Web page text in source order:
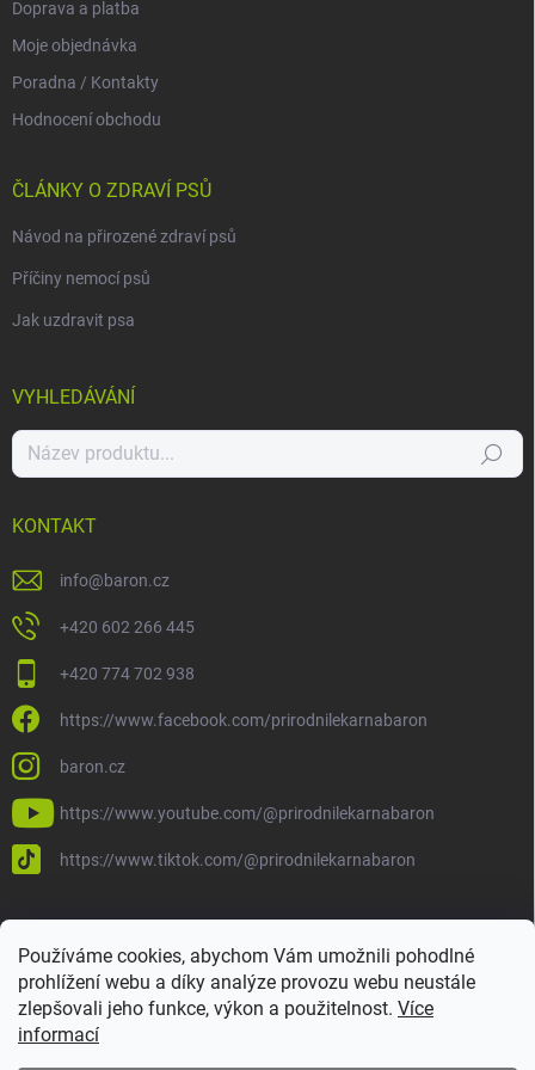
Používáme cookies, abychom Vám umožnili pohodlné
prohlížení webu a díky analýze provozu webu neustále
zlepšovali jeho funkce, výkon a použitelnost. Více
informací
Doprava a platba
Moje objednávka
Poradna / Kontakty
Hodnocení obchodu
ČLÁNKY O ZDRAVÍ PSŮ
Návod na přirozené zdraví psů
Příčiny nemocí psů
Jak uzdravit psa
VYHLEDÁVÁNÍ
Hledat
KONTAKT
info@baron.cz
+420 602 266 445
+420 774 702 938
https://www.facebook.com/prirodnilekarnabaron
baron.cz
https://www.youtube.com/@prirodnilekarnabaron
https://www.tiktok.com/@prirodnilekarnabaron